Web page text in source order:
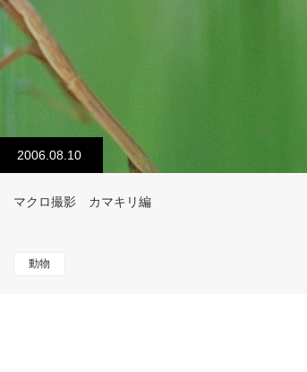
2006.08.10
マクロ撮影 カマキリ編
動物